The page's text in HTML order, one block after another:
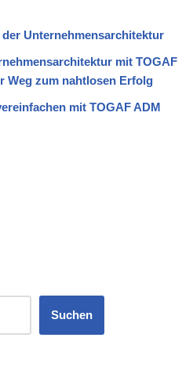
Unternehmensarchitektur
mit TOGAF
Weg zum nahtlosen Erfolg
mit TOGAF ADM
Suchen